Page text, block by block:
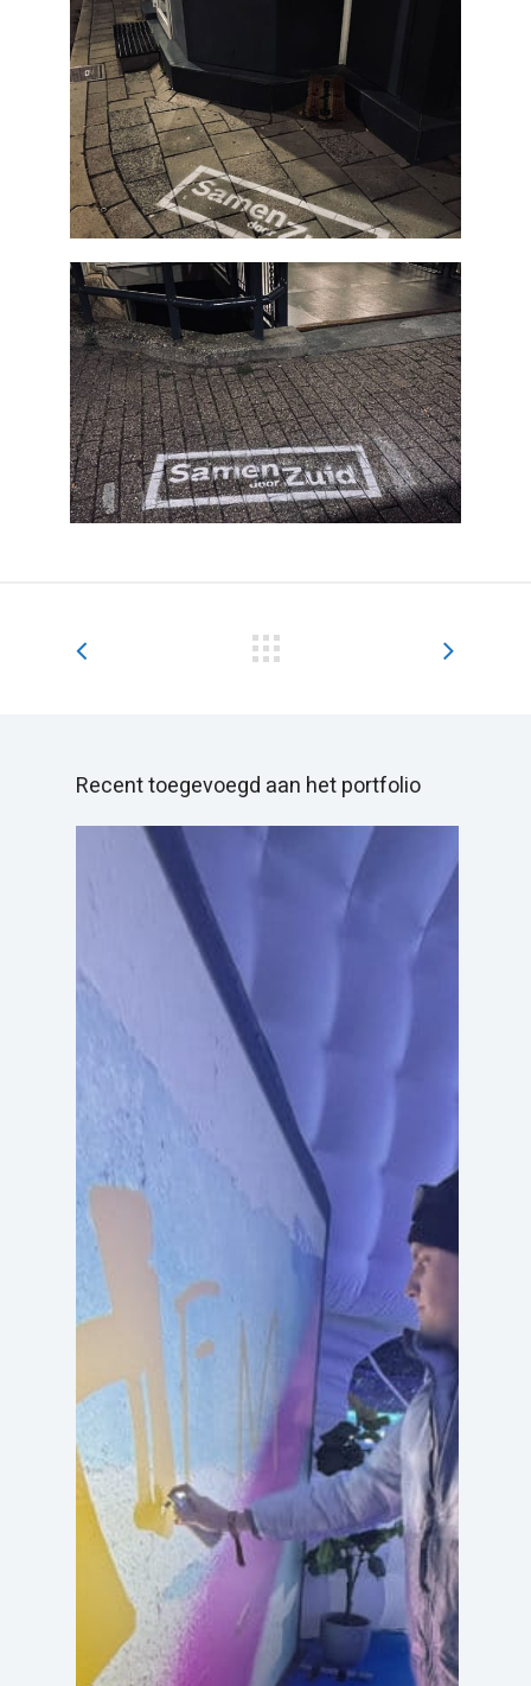
Recent toegevoegd aan het portfolio